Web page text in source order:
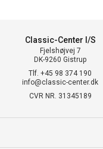
Classic-Center I/S
Fjelshøjvej 7
DK-9260 Gistrup
Tlf. +45 98 374 190
info@classic-center.dk
CVR NR. 31345189